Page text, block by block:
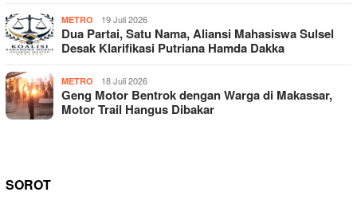
METRO 19 Juli 2026
Dua Partai, Satu Nama, Aliansi Mahasiswa Sulsel
Desak Klarifikasi Putriana Hamda Dakka
METRO 18 Juli 2026
Geng Motor Bentrok dengan Warga di Makassar,
Motor Trail Hangus Dibakar
SOROT